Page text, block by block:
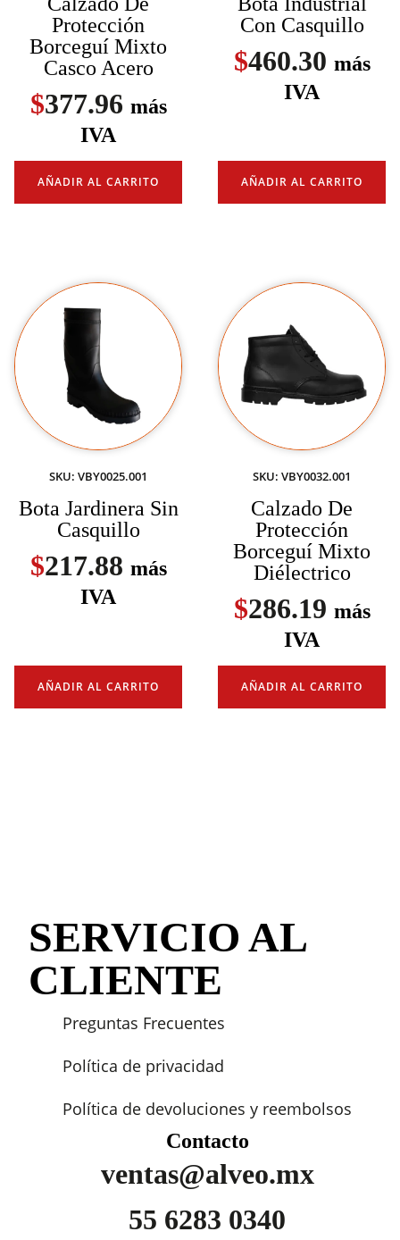
Protección
Borceguí Mixto
Casco Acero
$377.96 más
IVA
AÑADIR AL CARRITO
Con Casquillo
$460.30 más
IVA
AÑADIR AL CARRITO
SKU: VBY0025.001
Bota Jardinera Sin
Casquillo
$217.88 más
IVA
AÑADIR AL CARRITO
SKU: VBY0032.001
Calzado De
Protección
Borceguí Mixto
Diélectrico
$286.19 más
IVA
AÑADIR AL CARRITO
SERVICIO AL
CLIENTE
Preguntas Frecuentes
Política de privacidad
Política de devoluciones y reembolsos
Contacto
ventas@alveo.mx
55 6283 0340